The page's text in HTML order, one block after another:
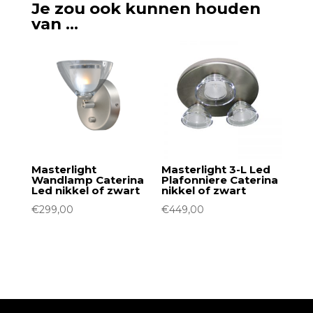
Je zou ook kunnen houden
van …
Masterlight
Wandlamp Caterina
Led nikkel of zwart
€299,00
Masterlight 3-L Led
Plafonniere Caterina
nikkel of zwart
€449,00